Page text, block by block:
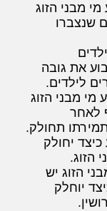
מבני הזוג
שנצברו
את גובה
לילדים.
מי מבני הזוג
לאחר
תחולק.
יחולק
הזוג.
הזוג יש
יוחלק